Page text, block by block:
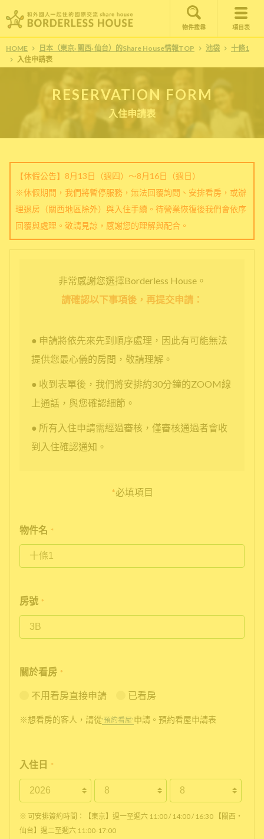
物件搜尋 項目表
HOME 日本（東京· 關西· 仙台）的Share House情報TOP 池袋
十條1
入住申請表
RESERVATION FORM
入住申請表
【休假公告】8月13日（週四）～8月16日（週日）
※休假期間，我們將暫停服務，無法回覆詢問、安排看房，或辦
理退房（關西地區除外）與入住手續。待營業恢復後我們會依序
回覆與處理。敬請見諒，感謝您的理解與配合。
非常感謝您選擇Borderless House。
請確認以下事項後，再提交申請：
● 申請將依先來先到順序處理，因此有可能無法
提供您最心儀的房間，敬請理解。
● 收到表單後，我們將安排約30分鐘的ZOOM線
上通話，與您確認細節。
● 所有入住申請需經過審核，僅審核通過者會收
到入住確認通知。
*必填項目
物件名 *
房號 *
關於看房 *
不用看房直接申請 已看房
※想看房的客人，請從'預約看屋'申請。預約看屋申請表
入住日 *
※ 可安排簽約時間：【東京】週一至週六 11:00 / 14:00 / 16:30 【關西・
仙台】週二至週六 11:00-17:00